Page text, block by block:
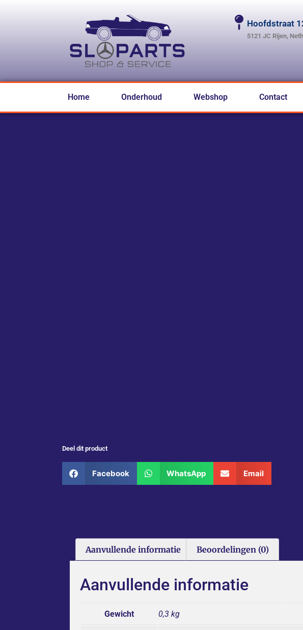
Hoofdstraat
5121 JC Rijen,
Home Onderhoud Webshop Contact
Deel dit product
Facebook WhatsApp Email
Aanvullende informatie Beoordelingen (0)
Aanvullende informatie
Gewicht 0,3 kg